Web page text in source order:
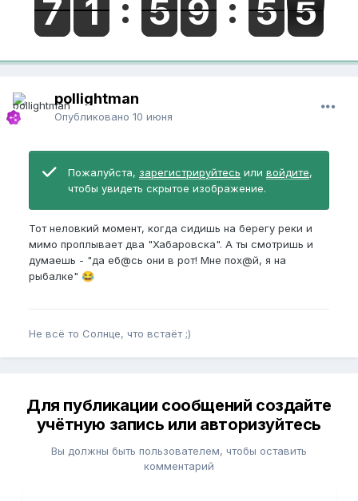
pollightman
Опубликовано 10 июня
Пожалуйста, зарегистрируйтесь или войдите,
чтобы увидеть скрытое изображение.
Тот неловкий момент, когда сидишь на берегу реки и
мимо проплывает два "Хабаровска". А ты смотришь и
думаешь - "да еб@сь они в рот! Мне пох@й, я на
рыбалке" 😂
Не всё то Солнце, что встаёт ;)
Для публикации сообщений создайте
учётную запись или авторизуйтесь
Вы должны быть пользователем, чтобы оставить
комментарий